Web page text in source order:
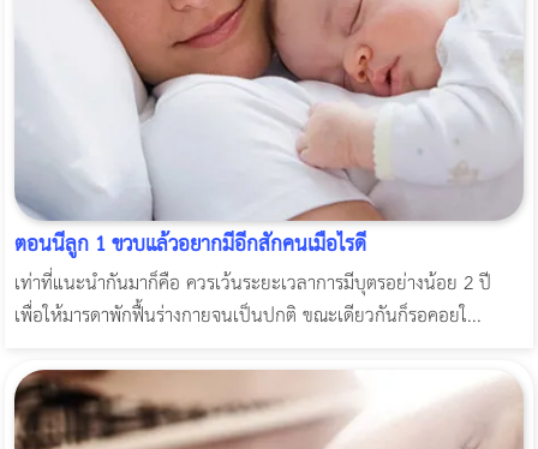
ตอนนี้ลูก 1 ขวบแล้วอยากมีอีกสักคนเมื่อไรดี
เท่าที่แนะนำกันมาก็คือ ควรเว้นระยะเวลาการมีบุตรอย่างน้อย 2 ปี
เพื่อให้มารดาพักฟื้นร่างกายจนเป็นปกติ ขณะเดียวกันก็รอคอยใ...